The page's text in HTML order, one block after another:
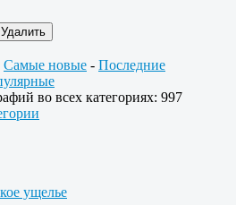
Самые новые - Последние
во всех категориях: 997
ущелье